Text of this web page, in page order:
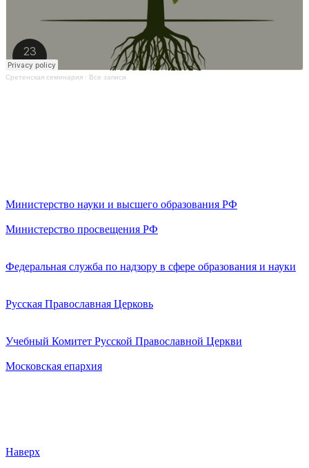
Сретенская семинария · Все записи
Министерство науки и высшего образования РФ
Министерство просвещения РФ
Федеральная служба по надзору в сфере образования и науки
Русская Православная Церковь
Учебный Комитет Русской Православной Церкви
Московская епархия
Наверх